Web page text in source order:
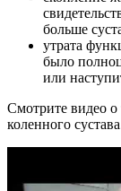
больше
утрата
было
или
Смотрите видео
коленного